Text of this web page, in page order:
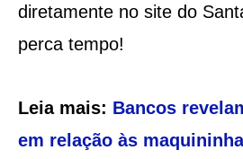
diretamente no site do
perca tempo!
Leia mais: Bancos
em relação às